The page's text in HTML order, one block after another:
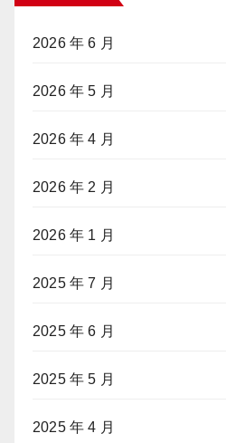
2026 年 6 月
2026 年 5 月
2026 年 4 月
2026 年 2 月
2026 年 1 月
2025 年 7 月
2025 年 6 月
2025 年 5 月
2025 年 4 月